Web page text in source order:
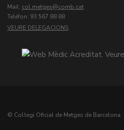
Mail: col.metges
Teléfon: 93 567 88 88
VEURE DELEGACIONS
© Col·legi Oficial de Metges de Barcelona